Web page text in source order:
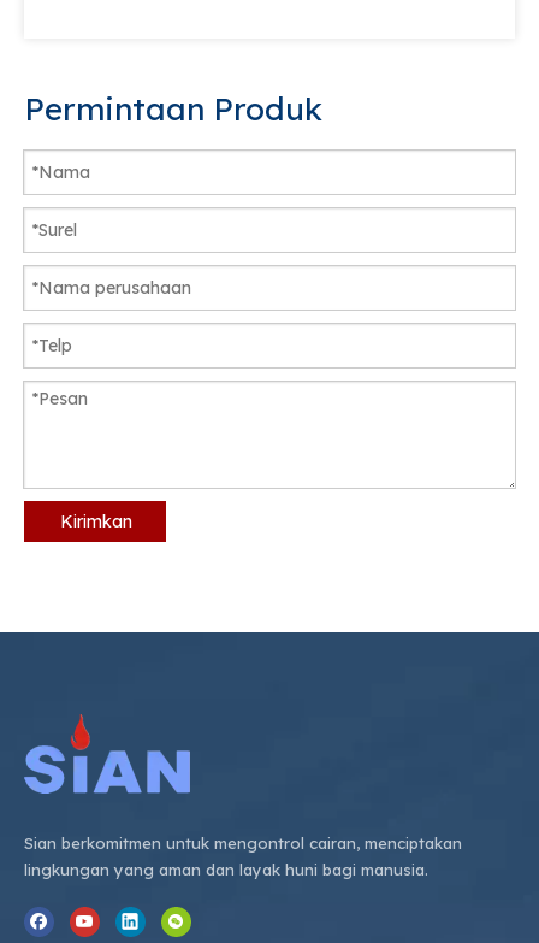
Permintaan Produk
Kirimkan
Sian berkomitmen untuk mengontrol cairan, menciptakan
lingkungan yang aman dan layak huni bagi manusia.